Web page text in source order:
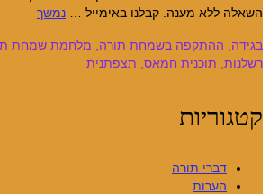
השאלה ללא מענה. קבלנו באימייל …
נמשך
בגידה, ההתקפה בשמחת תורה, מלחמת שמחת
רשלנות, תוכנית חמאס, תצפתנית
קטגוריות
דברי תורה
הערות